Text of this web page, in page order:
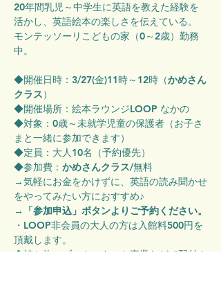
20年間乳児～中学生に英語を教えた経験を
活かし、英語絵本の楽しさを伝えている。
モンテッソーリこどもの家（0～2歳）勤務
中。
◆開催日時：3/27(金)11時～12時（かめさん
クラス）
◆開催場所：絵本ラウンジLOOP なかの
◆対象：0歳～未就学児童の保護者（お子さ
まと一緒に参加できます）
◆定員：大人10名（予約優先）
◆参加費： かめさんクラス/無料
→気軽にお金をかけずに、英語の読み聞かせ
をやってみたい方におすすめ♪
→
「参加申込」ボタンよりご予約ください。
・LOOP非会員の大人の方は入館料500円を
頂戴します。
◆持ち物：ブックスタート事業などで配付さ